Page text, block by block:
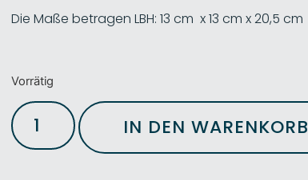
Die Maße betragen LBH: 13 cm x 13 cm x 20,5 cm
Vorrätig
IN DEN WARENKORB